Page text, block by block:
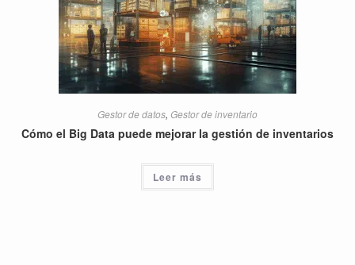
Gestor de datos, Gestor de inventario
Cómo el Big Data puede mejorar la gestión de inventarios
Leer más